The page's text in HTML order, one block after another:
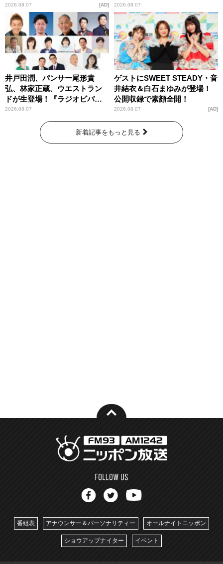
2026.08.07 AD
パンプスが合格祈願！
2026.08.07
井戸田潤、パンサー尾形貴
弘、林家正蔵、ウエストラン
ドが生登場！『ラジオビバリ
ー昼ズ』
2026.08.07
ゲストにSWEET STEADY・音
井結衣＆白石まゆみが登場！
公開収録で素顔全開！
2026.08.07 AD
新着記事をもっと見る
番組表 アナウンサー＆パーソナリティー オールナイトニッポン
ショウアップナイター イベント